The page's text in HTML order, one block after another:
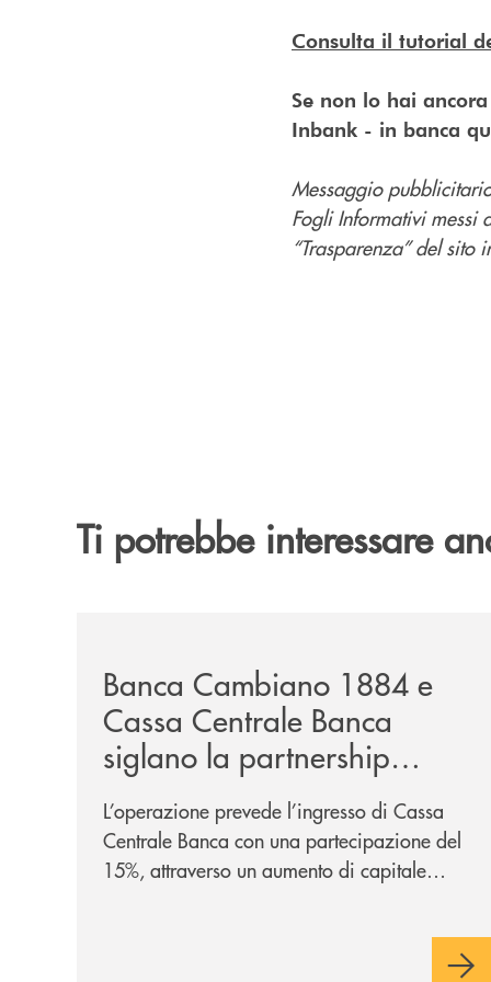
Consulta il tutorial
Se non lo hai
Inbank - in banca
Messaggio
Fogli Informativi messi
“Trasparenza” del sito
Ti potrebbe interessare
Banca Cambiano 1884 e
Cassa Centrale Banca
siglano la partnership
strategica
L’operazione prevede l’ingresso di Cassa
Centrale Banca con una partecipazione del
15%, attraverso un aumento di capitale
sulla condivisione di valori comuni e sulla